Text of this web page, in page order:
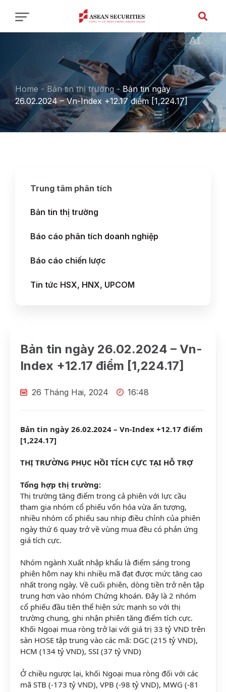
Home - Bản tin thị trường -Bản tin ngày
26.02.2024 – Vn-Index +12.17 điểm [1,224.17]
Trung tâm phân tích
Bản tin thị trường
Báo cáo phân tích doanh nghiệp
Báo cáo chiến lược
Tin tức HSX, HNX, UPCOM
Bản tin ngày 26.02.2024 – Vn-
Index +12.17 điểm [1,224.17]
26 Tháng Hai, 2024 16:48
Bản tin ngày 26.02.2024 – Vn-Index +12.17 điểm
[1,224.17]
THỊ TRƯỜNG PHỤC HỒI TÍCH CỰC TẠI HỖ TRỢ
Tổng hợp thị trường:
Thị trường tăng điểm trong cả phiên với lực cầu
tham gia nhóm cổ phiếu vốn hóa vừa ấn tượng,
nhiều nhóm cổ phiếu sau nhịp điều chỉnh của phiên
ngày thứ 6 quay trở về vùng mua đều có phản ứng
giá tích cực.
Nhóm ngành Xuất nhập khẩu là điểm sáng trong
phiên hôm nay khi nhiều mã đạt được mức tăng cao
nhất trong ngày. Về cuối phiên, dòng tiền trở nên tập
trung hơn vào nhóm Chứng khoán. Đây là 2 nhóm
cổ phiếu đầu tiên thể hiện sức mạnh so với thị
trường chung, ghi nhận phiên tăng điểm tích cực.
Khối Ngoại mua ròng trở lại với giá trị 33 tỷ VND trên
sàn HOSE tập trung vào các mã: DGC (215 tỷ VND),
HCM (134 tỷ VND), SSI (37 tỷ VND)
Ở chiều ngược lại, khối Ngoại mua ròng đối với các
mã STB (-173 tỷ VND), VPB (-98 tỷ VND), MWG (-81